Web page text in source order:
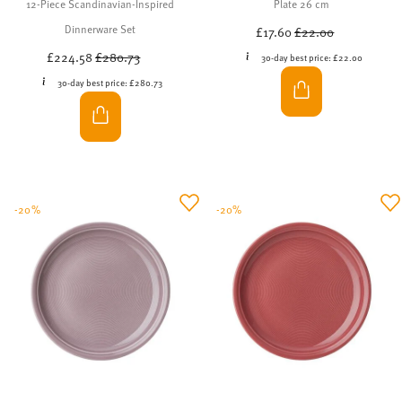
NEW: Thomas Trend Chilli Red
The new Chilli Red colour from the Trend collection brings
energy and expression to your table. The intense, warm red